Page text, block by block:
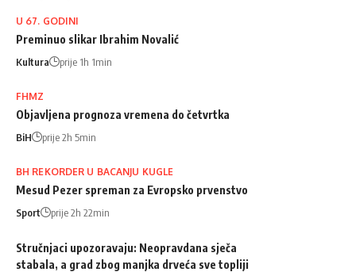
U 67. GODINI
Preminuo slikar Ibrahim Novalić
Kultura prije 1h 1min
FHMZ
Objavljena prognoza vremena do četvrtka
BiH prije 2h 5min
BH REKORDER U BACANJU KUGLE
Mesud Pezer spreman za Evropsko prvenstvo
Sport prije 2h 22min
Stručnjaci upozoravaju: Neopravdana sječa
stabala, a grad zbog manjka drveća sve topliji